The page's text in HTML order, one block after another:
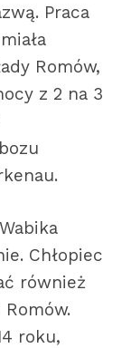
Praca
Romów,
z 2 na 3
Chłopiec
również
roku,